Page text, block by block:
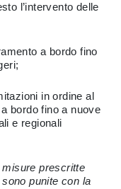
l’intervento delle
a bordo fino
in ordine al
bordo fino a nuove
e regionali
prescritte
punite con la